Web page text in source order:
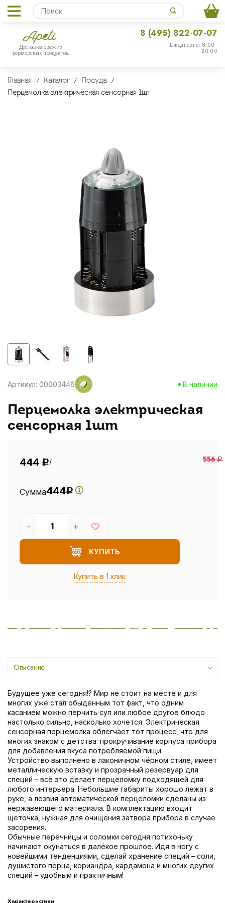
Доставка свежих
фермерских продуктов
Ежедневно: 8:00-
20:00
8 (495) 822-07-07
Главная Каталог
Посуда
Перцемолка электрическая сенсорная 1шт
Артикул: 00003446 В наличии
Перцемолка электрическая
сенсорная 1шт
444 Р/ 556Р
Сумма444Р
КУПИТЬ
Купить в 1 клик
- +
Описание
Будущее уже сегодня!? Мир не стоит на месте и для
многих уже стал обыденным тот факт, что одним
касанием можно перчить суп или любое другое блюдо
настолько сильно, насколько хочется. Электрическая
сенсорная перцемолка облегчает тот процесс, что для
многих знаком с детства: прокручивание корпуса прибора
для добавления вкуса потребляемой пищи.
Устройство выполнено в лаконичном чёрном стиле, имеет
металлическую вставку и прозрачный резервуар для
специй – всё это делает перцеломку подходящей для
любого интерьера. Небольшие габариты хорошо лежат в
руке, а лезвия автоматической перцеломки сделаны из
нержавеющего материала. В комплектацию входит
щёточка, нужная для очищения затвора прибора в случае
засорения.
Обычные перечницы и соломки сегодня потихоньку
начинают окунаться в далёкое прошлое. Идя в ногу с
новейшими тенденциями, сделай хранение специй – соли,
душистого перца, кориандра, кардамона и многих других
специй – удобным и практичным!
Характеристики